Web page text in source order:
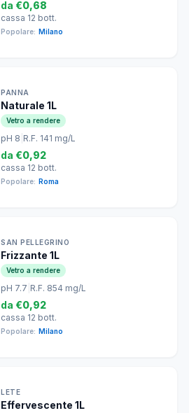
da €0,68
cassa 12 bott.
Popolare: Milano
PANNA
Naturale 1L
Vetro a rendere
pH 8 R.F. 141 mg/L
da €0,92
cassa 12 bott.
Popolare: Roma
SAN PELLEGRINO
Frizzante 1L
Vetro a rendere
pH 7.7 R.F. 854 mg/L
da €0,92
cassa 12 bott.
Popolare: Milano
LETE
Effervescente 1L